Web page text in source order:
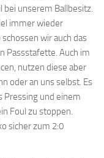
bei unserem Ballbesitz.
immer wieder
wir auch das
Passstafette. Auch im
nutzen diese aber
oder an uns selbst. Es
Pressing und einem
Foul zu stoppen.
sicher zum 2:0